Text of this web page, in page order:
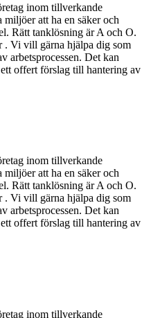
inom tillverkande
att ha en säker och
Rätt tanklösning är A och O.
. Vi vill gärna hjälpa dig som
arbetsprocessen. Det kan
offert förslag till hantering av
inom tillverkande
att ha en säker och
Rätt tanklösning är A och O.
. Vi vill gärna hjälpa dig som
arbetsprocessen. Det kan
offert förslag till hantering av
inom tillverkande